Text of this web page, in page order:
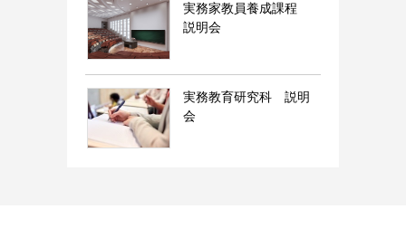
実務家教員養成課程
説明会
実務教育研究科 説明
会